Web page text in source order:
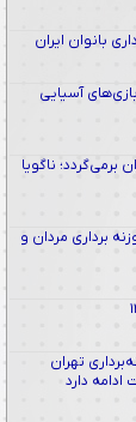
بانوان ایران
بازی‌های آسیایی
برمی‌گردد؛ ناگویا
برداری مردان و
تهران
ادامه دارد